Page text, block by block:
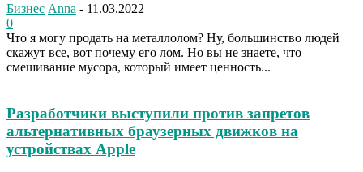
Бизнес Anna - 11.03.2022
0
Что я могу продать на металлолом? Ну, большинство людей
скажут все, вот почему его лом. Но вы не знаете, что
смешивание мусора, который имеет ценность...
Разработчики выступили против запретов
альтернативных браузерных движков на
устройствах Apple